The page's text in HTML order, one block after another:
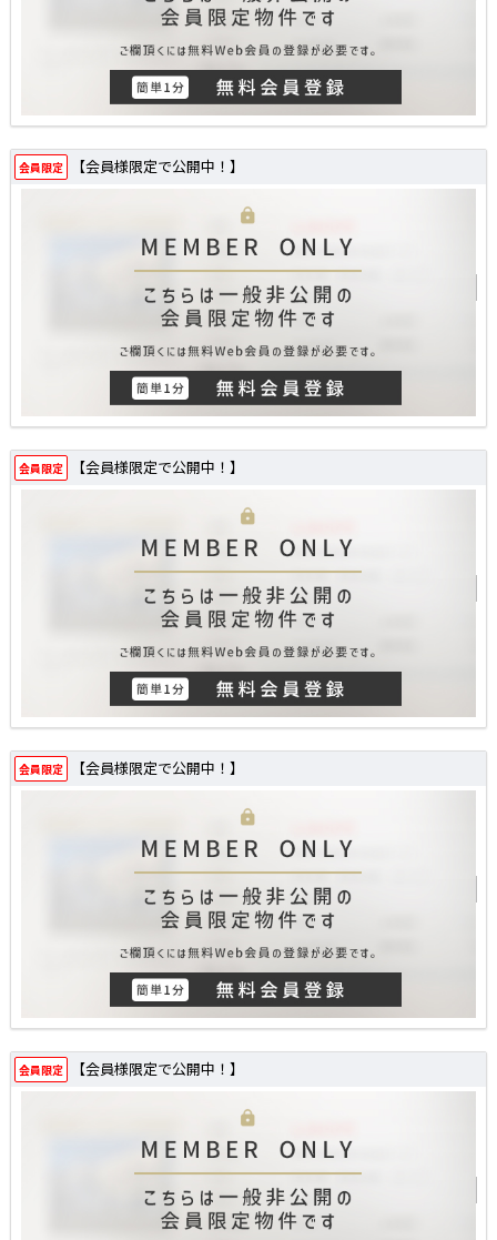
会員限定 【会員様限定で公開中！】
会員限定 【会員様限定で公開中！】
会員限定 【会員様限定で公開中！】
会員限定 【会員様限定で公開中！】